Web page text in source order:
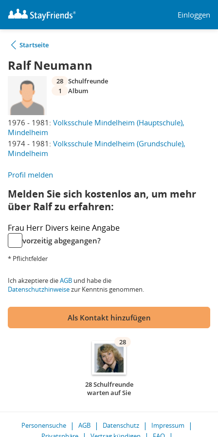
Einloggen
Startseite
Ralf Neumann
1976 - 1981: Volksschule Mindelheim (Hauptschule),
Mindelheim
1974 - 1981: Volksschule Mindelheim (Grundschule),
Mindelheim
28 Schulfreunde
1
Album
Profil melden
Melden Sie sich kostenlos an, um mehr
über Ralf zu erfahren:
Frau Herr Divers keine Angabe
vorzeitig abgegangen?
* Pflichtfelder
Ich akzeptiere dieAGB und habe die
Datenschutzhinweisezur Kenntnis genommen.
Als Kontakt hinzufügen
28
28 Schulfreunde
warten auf Sie
Personensuche AGB Datenschutz
Impressum